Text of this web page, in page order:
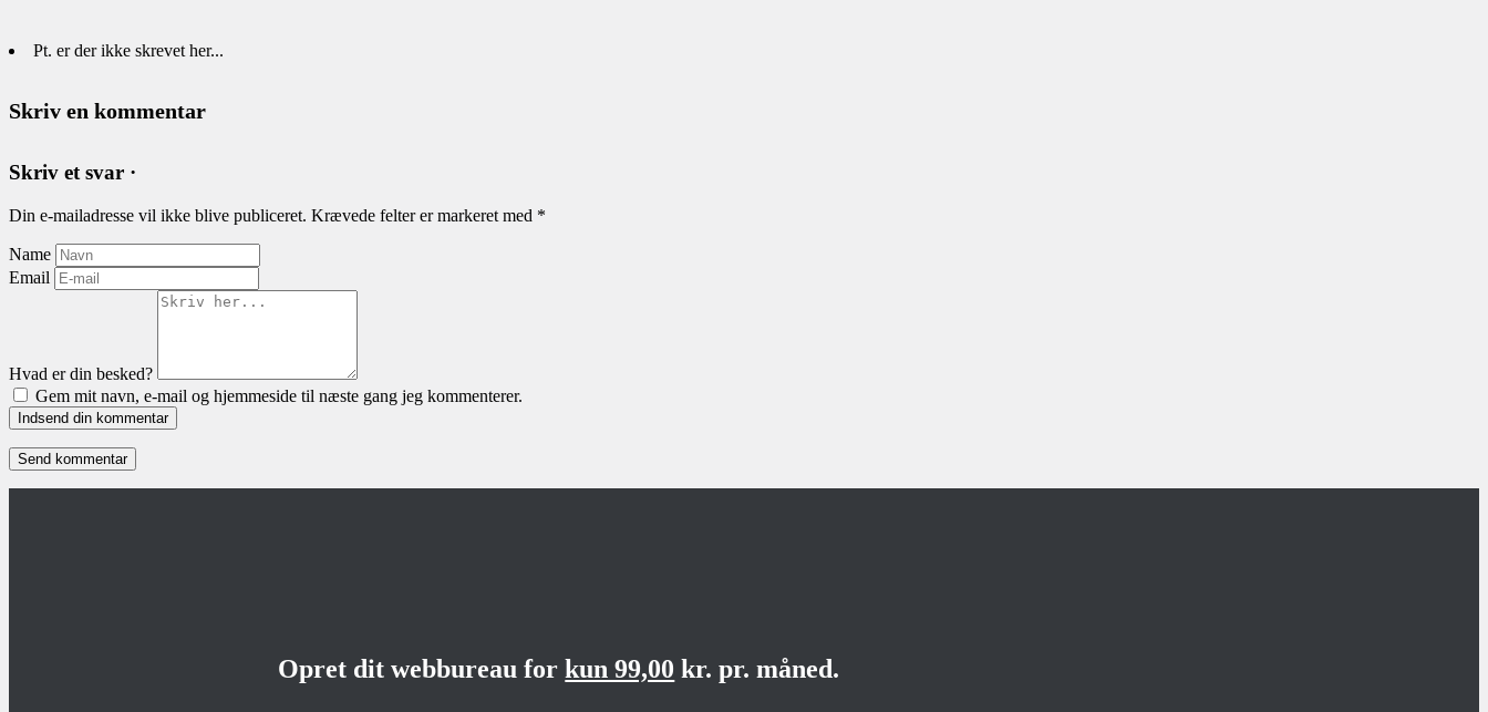
Pt. er der ikke skrevet her...
Skriv en kommentar
Skriv et svar ·
Din e-mailadresse vil ikke blive publiceret. Krævede felter er markeret med *
Name
Email
Hvad er din besked?
Gem mit navn, e-mail og hjemmeside til næste gang jeg kommenterer.
Indsend din kommentar
Opret dit webbureau forkun 99,00 kr. pr. måned.